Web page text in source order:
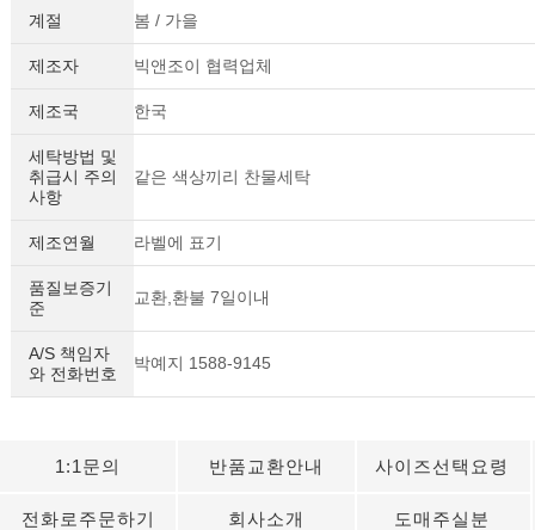
계절 봄 / 가을
제조자 빅앤조이 협력업체
제조국 한국
세탁방법 및
취급시 주의
사항
같은 색상끼리 찬물세탁
제조연월 라벨에 표기
품질보증기
준
교환,환불 7일이내
A/S 책임자
와 전화번호
박예지 1588-9145
1:1문의 반품교환안내 사이즈선택요령
전화로주문하기 회사소개 도매주실분